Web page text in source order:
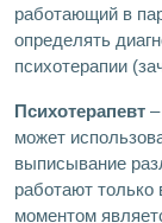
работающий в
определять
психотерапии
Психотерапевт
может
выписывание
работают
моментом